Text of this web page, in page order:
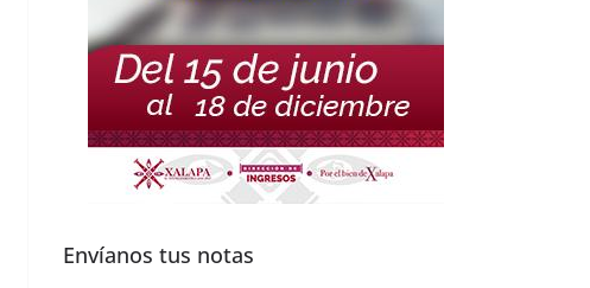
Envíanos tus notas